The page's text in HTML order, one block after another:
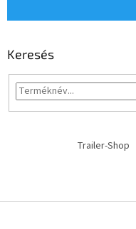
Keresés
Trailer-Shop